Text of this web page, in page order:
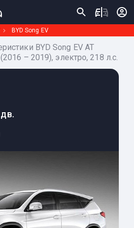
BYD Song EV
BYD Song EV AT
– 2019), электро, 218 л.с.